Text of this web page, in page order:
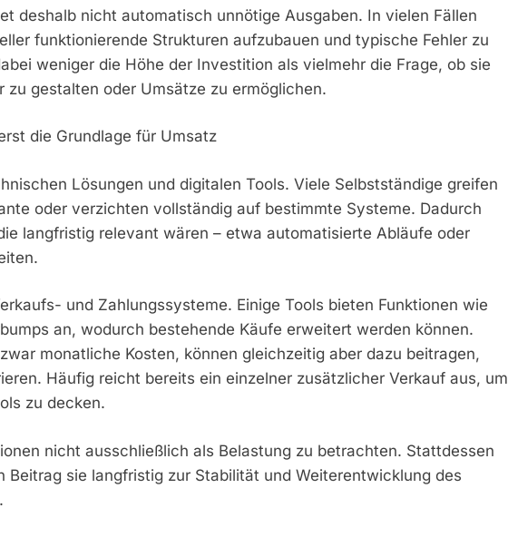
deshalb nicht automatisch unnötige Ausgaben. In vielen Fällen
funktionierende Strukturen aufzubauen und typische Fehler zu
weniger die Höhe der Investition als vielmehr die Frage, ob sie
zu gestalten oder Umsätze zu ermöglichen.
die Grundlage für Umsatz
Lösungen und digitalen Tools. Viele Selbstständige greifen
oder verzichten vollständig auf bestimmte Systeme. Dadurch
langfristig relevant wären – etwa automatisierte Abläufe oder
und Zahlungssysteme. Einige Tools bieten Funktionen wie
an, wodurch bestehende Käufe erweitert werden können.
monatliche Kosten, können gleichzeitig aber dazu beitragen,
Häufig reicht bereits ein einzelner zusätzlicher Verkauf aus, um
zu decken.
nicht ausschließlich als Belastung zu betrachten. Stattdessen
Beitrag sie langfristig zur Stabilität und Weiterentwicklung des